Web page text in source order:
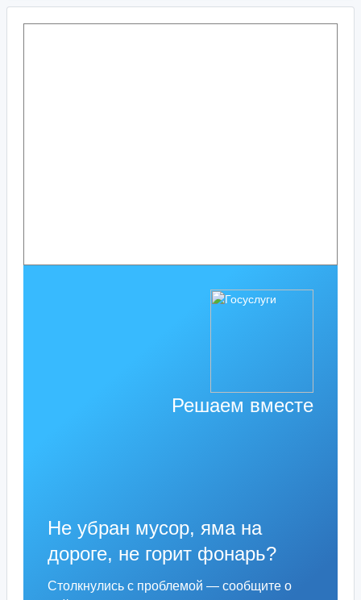
Решаем вместе
Не убран мусор, яма на
дороге, не горит фонарь?
Столкнулись с проблемой — сообщите о